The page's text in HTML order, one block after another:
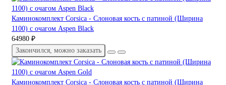
Каминокомплект Corsica - Слоновая кость с патиной (Ширина
1100) с очагом Aspen Black
64980 ₽
Закончился, можно заказать
Каминокомплект Corsica - Слоновая кость с патиной (Ширина